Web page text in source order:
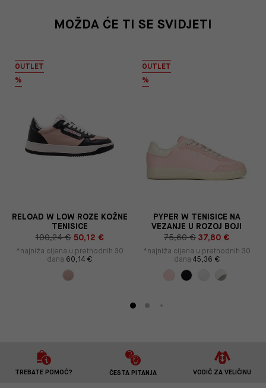
MOŽDA ĆE TI SE SVIDJETI
OUTLET
%
RELOAD W LOW ROZE KOŽNE
TENISICE
100,24 € 50,12 €
*najniža cijena u prethodnih 30
dana 60,14 €
OUTLET
%
PYPER W TENISICE NA
VEZANJE U ROZOJ BOJI
75,60 € 37,80 €
*najniža cijena u prethodnih 30
dana 45,36 €
TREBATE POMOĆ? ČESTA PITANJA VODIČ ZA VELIČINU